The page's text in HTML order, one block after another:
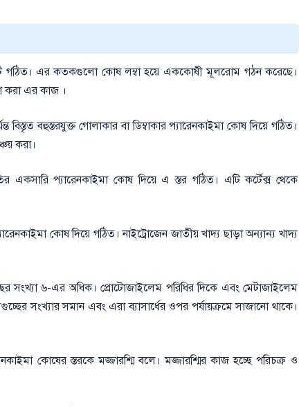
গঠিত। এর কতকগুলো কোষ লম্বা হয়ে এককোষী মূলরোম গঠন করেছে।
করা এর কাজ ।
বহুস্তরযুক্ত গোলাকার বা ডিম্বাকার প্যারেনকাইমা কোষ দিয়ে গঠিত।
করা।
একসারি প্যারেনকাইমা কোষ দিয়ে এ স্তর গঠিত। এটি কর্টেক্স থেকে
কোষ দিয়ে গঠিত। নাইট্রোজেন জাতীয় খাদ্য ছাড়া অন্যান্য খাদ্য
সংখ্যা ৬-এর অধিক। প্রোটোজাইলেম পরিধির দিকে এবং মেটাজাইলেম
সংখ্যার সমান এবং এরা ব্যাসার্ধের ওপর পর্যায়ক্রমে সাজানো থাকে।
কোষের স্তরকে মজ্জারশ্মি বলে। মজ্জারশ্মির কাজ হচ্ছে পরিচক্র ও